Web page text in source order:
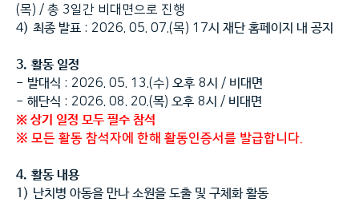
(목) / 총 3일간 비대면으로 진행
4) 최종 발표 : 2026. 05. 07.(목) 17시 재단 홈페이지 내 공지
3. 활동 일정
- 발대식 : 2026. 05. 13.(수) 오후 8시 / 비대면
- 해단식 : 2026. 08. 20.(목) 오후 8시 / 비대면
※ 상기 일정 모두 필수 참석
※ 모든 활동 참석자에 한해 활동인증서를 발급합니다.
4. 활동 내용
1) 난치병 아동을 만나 소원을 도출 및 구체화 활동